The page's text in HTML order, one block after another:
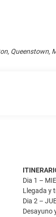
Queenstown,
Dia 1 –
Llegada y
Dia 2 –
Desayuno